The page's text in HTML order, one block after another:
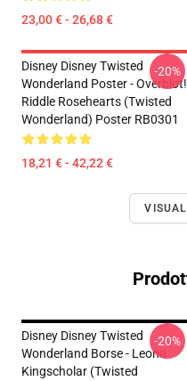
23,00 € - 26,68 €
Disney Disney Twisted
Wonderland Poster - Overblot!
Riddle Rosehearts (Twisted
Wonderland) Poster RB0301
18,21 € - 42,22 €
-20%
Disney Disney Twisted
Wonderland Borse - Leona
Kingscholar (Twisted
-20%